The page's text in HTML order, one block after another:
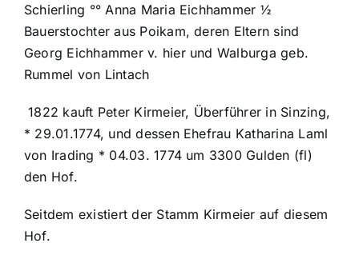
Schierling °° Anna Maria Eichhammer ½
Bauerstochter aus Poikam, deren Eltern sind
Georg Eichhammer v. hier und Walburga geb.
Rummel von Lintach
1822 kauft Peter Kirmeier, Überführer in Sinzing,
* 29.01.1774, und dessen Ehefrau Katharina Laml
von Irading * 04.03. 1774 um 3300 Gulden (fl)
den Hof.
Seitdem existiert der Stamm Kirmeier auf diesem
Hof.